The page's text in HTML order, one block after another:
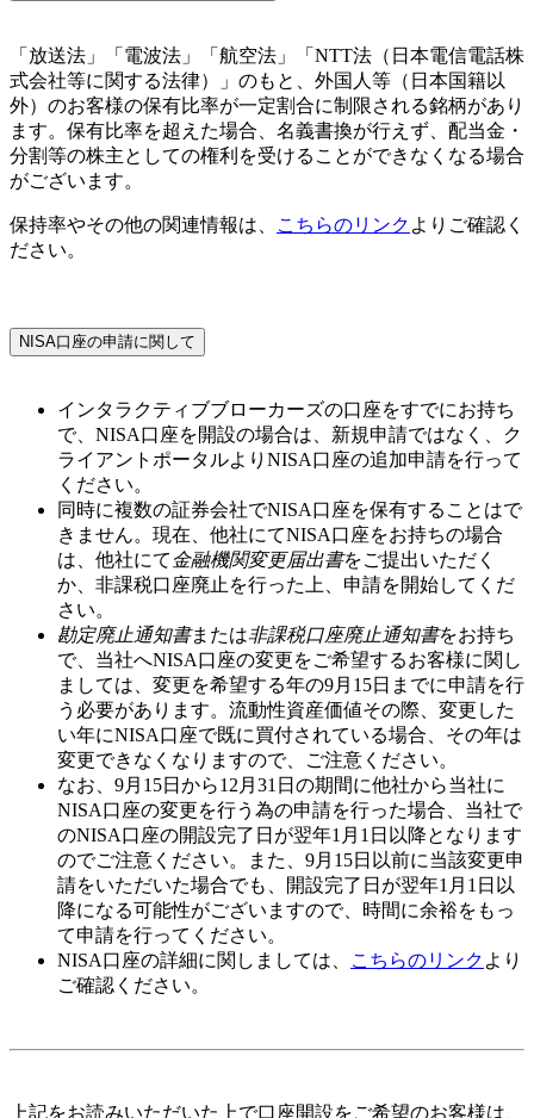
「放送法」「電波法」「航空法」「NTT法（日本電信電話株
式会社等に関する法律）」のもと、外国人等（日本国籍以
外）のお客様の保有比率が一定割合に制限される銘柄があり
ます。保有比率を超えた場合、名義書換が行えず、配当金・
分割等の株主としての権利を受けることができなくなる場合
がございます。
保持率やその他の関連情報は、 こちらのリンク よりご確認く
ださい。
NISA口座の申請に関して
インタラクティブブローカーズの口座をすでにお持ち
で、NISA口座を開設の場合は、新規申請ではなく、ク
ライアントポータルよりNISA口座の追加申請を行って
ください。
同時に複数の証券会社でNISA口座を保有することはで
きません。現在、他社にてNISA口座をお持ちの場合
は、他社にて 金融機関変更届出書をご提出いただく
か、非課税口座廃止を行った上、申請を開始してくだ
さい。
勘定廃止通知書または非課税口座廃止通知書をお持ち
で、当社へNISA口座の変更をご希望するお客様に関し
ましては、変更を希望する年の9月15日 までに申請を行
う必要があります。流動性資産価値その際、変更した
い年にNISA口座で既に買付されている場合、その年は
変更できなくなりますので、ご注意ください。
なお、 9月15日から12月31日 の期間に他社から当社に
NISA口座の変更を行う為の申請を行った場合、当社で
のNISA口座の開設完了日が翌年1月1日 以降となります
のでご注意ください。また、 9月15日以前に当該変更申
請をいただいた場合でも、開設完了日が翌年1月1日以
降になる可能性がございますので、時間に余裕をもっ
て申請を行ってください。
NISA口座の詳細に関しましては、
こちらのリンク より
ご確認ください。
上記をお読みいただいた上で口座開設をご希望のお客様は、